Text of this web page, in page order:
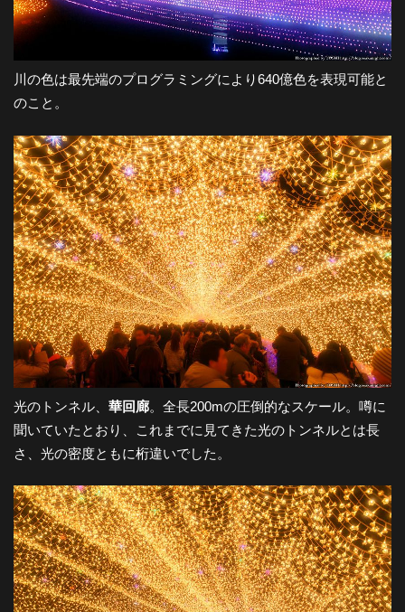
川の色は最先端のプログラミングにより640億色を表現可能と
のこと。
光のトンネル、 華回廊。全長200mの圧倒的なスケール。噂に
聞いていたとおり、これまでに見てきた光のトンネルとは長
さ、光の密度ともに桁違いでした。